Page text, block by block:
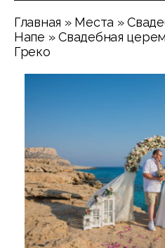
Главная » Места »
Напе »Свадебная
Греко